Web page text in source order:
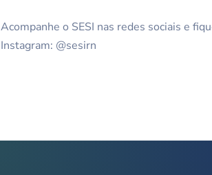
Acompanhe o SESI nas redes sociais e
Instagram: @sesirn